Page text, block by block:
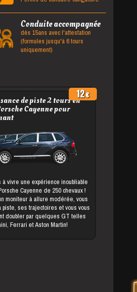
Conduite accompagnée
dès 15ans avec l'attestation
(formules jusqu'à 6 tours
uniquement)
de piste 2 tours en
Cayenne pour
12
vivre une expérience inoubliable
Cayenne de 250 chevaux !
moniteur à allure modérée, vous
ses trajectoires et vous vous
doubler par quelques GT telles
Ferrari et Aston Martin!